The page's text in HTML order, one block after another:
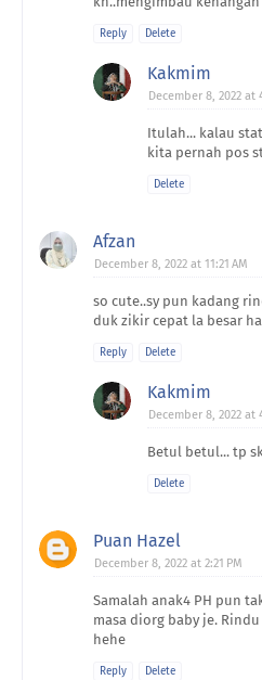
Reply Delete
Kakmim
December 8, 2022 at
Itulah... kalau
kita pernah pos
Delete
Afzan
December 8, 2022 at 11:21 AM
so cute..sy pun kadang
duk zikir cepat la besar
Reply Delete
Kakmim
December 8, 2022 at
Betul betul... tp
Delete
Puan Hazel
December 8, 2022 at 2:21 PM
Samalah anak4 PH pun
masa diorg baby je.
hehe
Reply Delete